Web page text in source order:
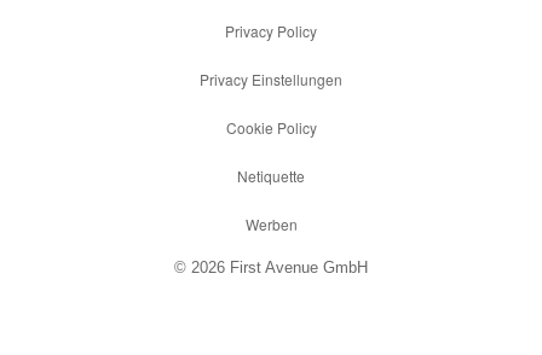
Privacy Policy
Privacy Einstellungen
Cookie Policy
Netiquette
Werben
© 2026 First Avenue GmbH